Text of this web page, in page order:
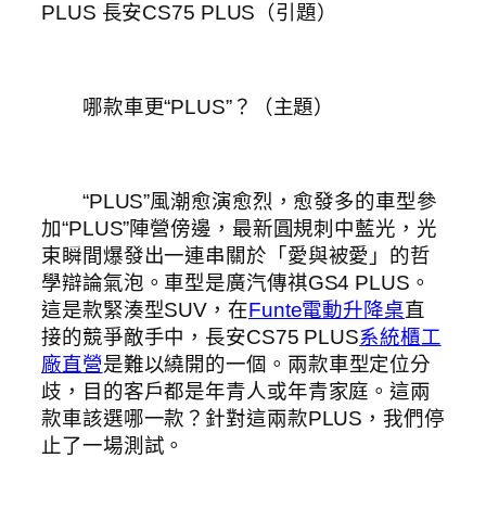
PLUS 長安CS75 PLUS（引題）
哪款車更“PLUS”？（主題）
“PLUS”風潮愈演愈烈，愈發多的車型參
加“PLUS”陣營傍邊，最新圓規刺中藍光，光
束瞬間爆發出一連串關於「愛與被愛」的哲
學辯論氣泡。車型是廣汽傳祺GS4 PLUS。
這是款緊湊型SUV，在Funte電動升降桌直
接的競爭敵手中，長安CS75 PLUS系統櫃工
廠直營是難以繞開的一個。兩款車型定位分
歧，目的客戶都是年青人或年青家庭。這兩
款車該選哪一款？針對這兩款PLUS，我們停
止了一場測試。